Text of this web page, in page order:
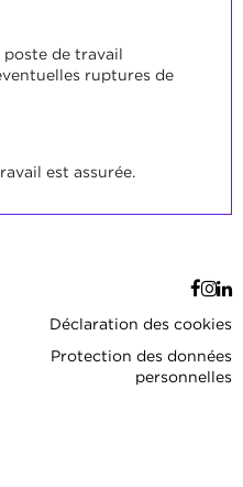
poste de travail
ruptures de
est assurée.
Déclaration des cookies
Protection des données
personnelles